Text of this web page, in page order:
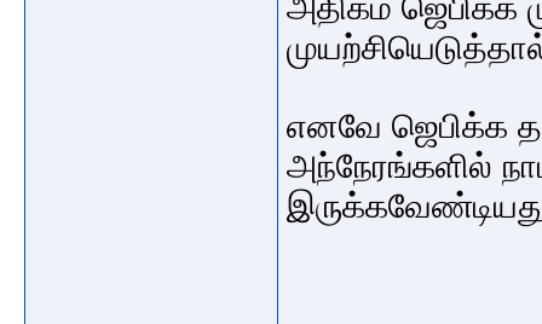
அதிகம் ஜெபிக்க
எனவே ஜெபிக்க
அந்நேரங்களில்